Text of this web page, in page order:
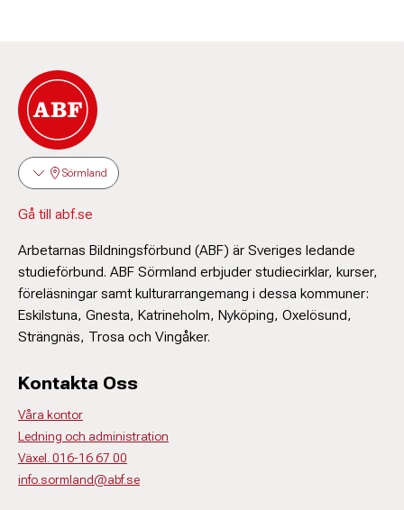
Sörmland
Gå till abf.se
Arbetarnas Bildningsförbund (ABF) är Sveriges ledande
studieförbund. ABF Sörmland erbjuder studiecirklar, kurser,
föreläsningar samt kulturarrangemang i dessa kommuner:
Eskilstuna, Gnesta, Katrineholm, Nyköping, Oxelösund,
Strängnäs, Trosa och Vingåker.
Kontakta Oss
Våra kontor
Ledning och administration
Växel. 016-16 67 00
info.sormland@abf.se